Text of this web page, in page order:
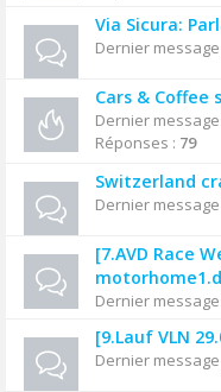
Via Sicura:
Dernier
Cars & Coffee
Dernier
Réponses : 79
Switzerland
Dernier
[7.AVD Race
Dernier
[9.Lauf VLN
Dernier